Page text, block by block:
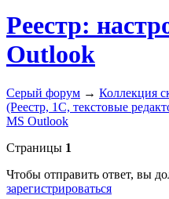
Реестр:
Outlook
Серый форум → Коллекция
(Реестр, 1С, текстовые
MS Outlook
Страницы 1
Чтобы отправить ответ, вы
зарегистрироваться